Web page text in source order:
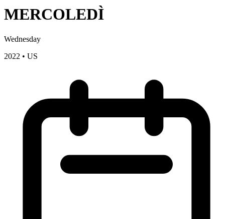
MERCOLEDÌ
Wednesday
2022 • US